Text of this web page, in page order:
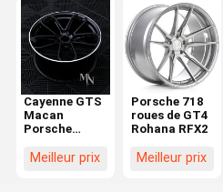
Cayenne GTS
Macan
Porsche
forgées
Meilleur prix
Porsche 718
roues de GT4
Rohana RFX2
Meilleur prix